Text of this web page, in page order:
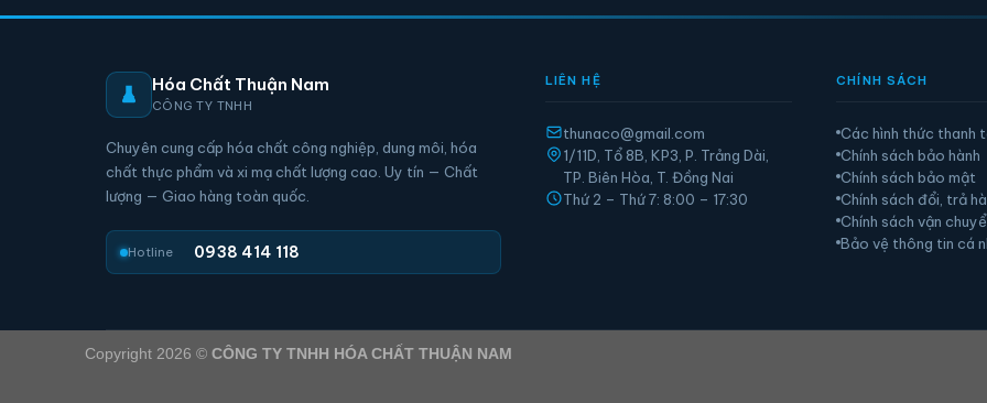
Hóa Chất Thuận Nam
CÔNG TY TNHH
Chuyên cung cấp hóa chất công nghiệp, dung môi, hóa
chất thực phẩm và xi mạ chất lượng cao. Uy tín — Chất
lượng — Giao hàng toàn quốc.
Hotline 0938 414 118
LIÊN HỆ
thunaco@gmail.com
1/11D, Tổ 8B, KP3, P. Trảng Dài,
TP. Biên Hòa, T. Đồng Nai
Thứ 2 – Thứ 7: 8:00 – 17:30
CHÍNH SÁCH
Các hình thức thanh
Chính sách bảo hành
Chính sách bảo mật
Chính sách đổi, trả
Chính sách vận
Bảo vệ thông tin cá
Copyright 2026 © CÔNG TY TNHH HÓA CHẤT THUẬN NAM